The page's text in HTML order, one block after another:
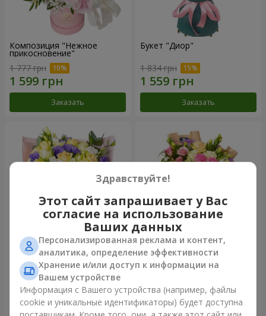
Композиция "Нежное
прикосновение"
1 777 грн
Заказать
Букет "Диор"
1 834 грн
Заказать
Букет "Цветные сны"
3 713 грн
Заказать
Букет "Цветочное Selfie!"
Заказать
Здравствуйте!
Этот сайт запрашивает у Вас
согласие на использование
Ваших данных
Персонализированная реклама и контент,
аналитика, определение эффективности
Хранение и/или доступ к информации на
Вашем устройстве
Информация с Вашего устройства (например, файлы
cookie и уникальные идентификаторы) будет доступна